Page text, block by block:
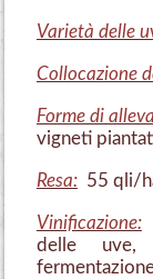
Varietà delle
Collocazione
Forme di
vigneti
Resa:55 qli/
Vinificazione:
delle uve,